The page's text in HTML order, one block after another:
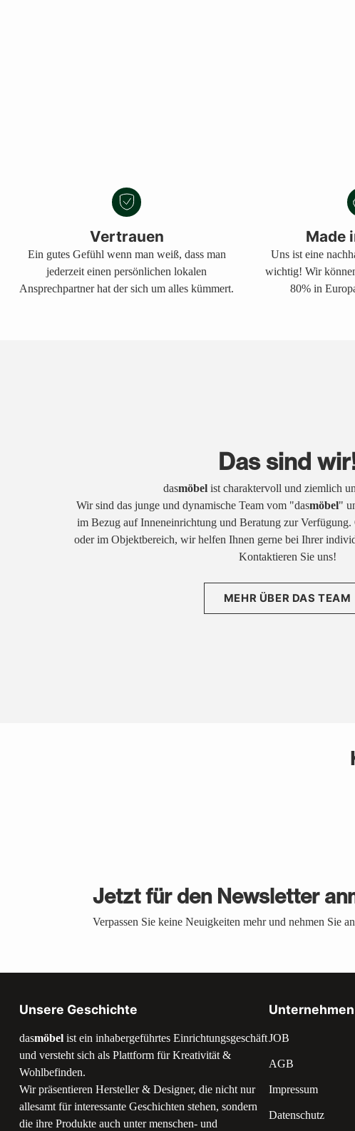
Vertrauen
Ein gutes Gefühl wenn man weiß, dass man
jederzeit einen persönlichen lokalen
Ansprechpartner hat der sich um alles kümmert.
Made
Uns ist eine
wichtig! Wir
80% in
Das sind
dasmöbelist charaktervoll und ziemlich
Wir sind das junge und dynamische Team vom "dasmöbel"
im Bezug auf Inneneinrichtung und Beratung zur
oder im Objektbereich, wir helfen Ihnen gerne bei Ihrer
Kontaktieren Sie uns!
MEHR ÜBER DAS TEAM
Jetzt für den Newsletter
Verpassen Sie keine Neuigkeiten mehr und nehmen Sie
Unsere Geschichte
dasmöbel ist ein inhabergeführtes Einrichtungsgeschäft
und versteht sich als Plattform für Kreativität &
Wohlbefinden.
Wir präsentieren Hersteller & Designer, die nicht nur
allesamt für interessante Geschichten stehen, sondern
die ihre Produkte auch unter menschen- und
Unternehmen
JOB
AGB
Impressum
Datenschutz